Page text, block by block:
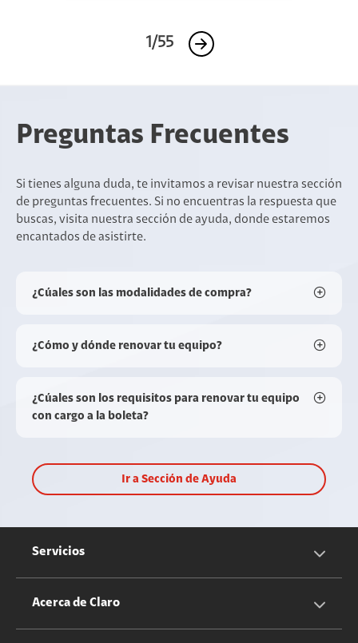
1/55
Preguntas Frecuentes
Si tienes alguna duda, te invitamos a revisar nuestra sección
de preguntas frecuentes. Si no encuentras la respuesta que
buscas, visita nuestra sección de ayuda, donde estaremos
encantados de asistirte.
¿Cúales son las modalidades de compra?
¿Cómo y dónde renovar tu equipo?
¿Cúales son los requisitos para renovar tu equipo
con cargo a la boleta?
Ir a Sección de Ayuda
Servicios
Servicios Móviles
Acerca de Claro